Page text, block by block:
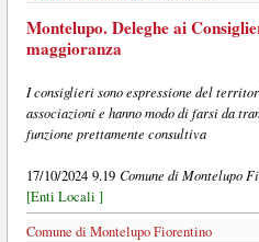
Montelupo. Deleghe ai
maggioranza
I consiglieri sono espressione del
associazioni e hanno modo di farsi da
funzione prettamente consultiva
17/10/2024 9.19 Comune di Montelupo
[Enti Locali ]
Comune di Montelupo Fiorentino